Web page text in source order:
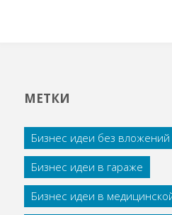
МЕТКИ
Бизнес идеи без вложений
Бизнес идеи в гараже
Бизнес идеи в